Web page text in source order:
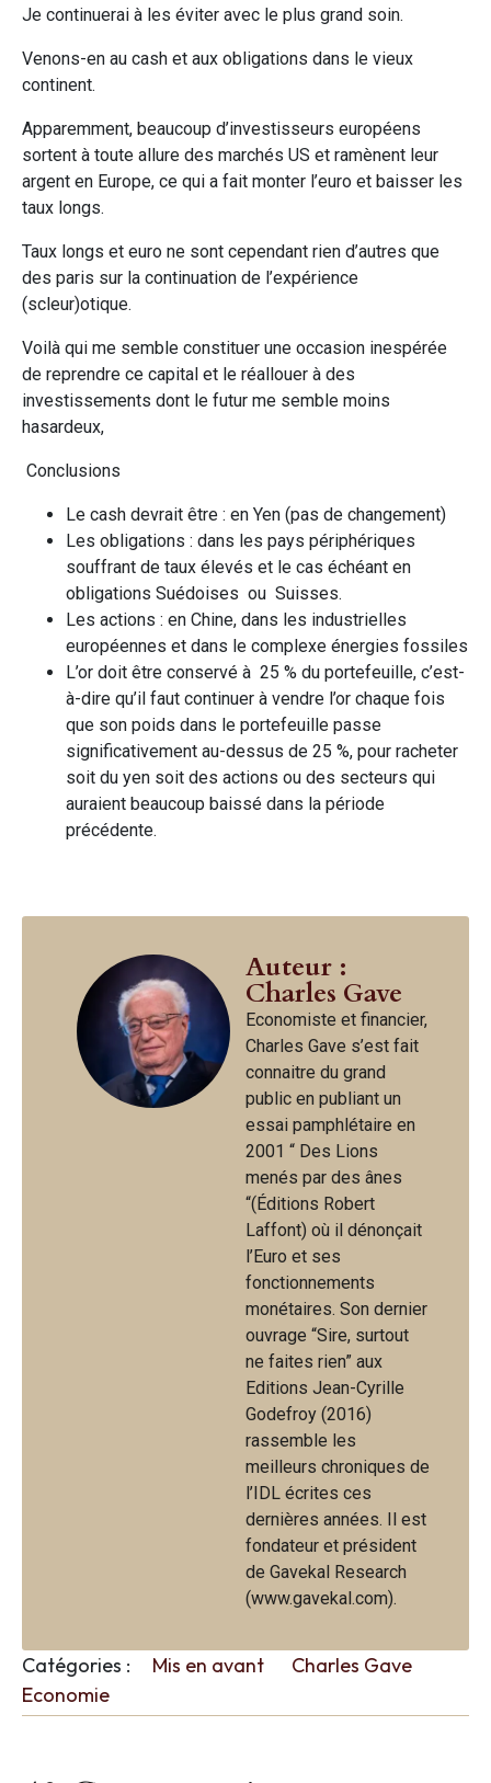
Je continuerai à les éviter avec le plus grand soin.
Venons-en au cash et aux obligations dans le vieux
continent.
Apparemment, beaucoup d’investisseurs européens
sortent à toute allure des marchés US et ramènent leur
argent en Europe, ce qui a fait monter l’euro et baisser les
taux longs.
Taux longs et euro ne sont cependant rien d’autres que
des paris sur la continuation de l’expérience
(scleur)otique.
Voilà qui me semble constituer une occasion inespérée
de reprendre ce capital et le réallouer à des
investissements dont le futur me semble moins
hasardeux,
Conclusions
Le cash devrait être : en Yen (pas de changement)
Les obligations : dans les pays périphériques
souffrant de taux élevés et le cas échéant en
obligations Suédoises ou Suisses.
Les actions : en Chine, dans les industrielles
européennes et dans le complexe énergies fossiles
L’or doit être conservé à 25 % du portefeuille, c’est-
à-dire qu’il faut continuer à vendre l’or chaque fois
que son poids dans le portefeuille passe
significativement au-dessus de 25 %, pour racheter
soit du yen soit des actions ou des secteurs qui
auraient beaucoup baissé dans la période
précédente.
Auteur :
Charles Gave
Economiste et financier,
Charles Gave s’est fait
connaitre du grand
public en publiant un
essai pamphlétaire en
2001 “ Des Lions
menés par des ânes
“(Éditions Robert
Laffont) où il dénonçait
l’Euro et ses
fonctionnements
monétaires. Son dernier
ouvrage “Sire, surtout
ne faites rien” aux
Editions Jean-Cyrille
Godefroy (2016)
rassemble les
meilleurs chroniques de
l’IDL écrites ces
dernières années. Il est
fondateur et président
de Gavekal Research
(www.gavekal.com).
Catégories : Mis en avant
Charles Gave
Economie